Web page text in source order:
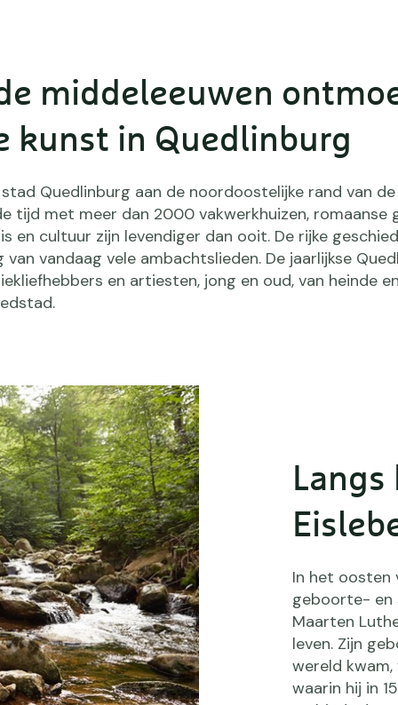
middeleeuwen
kunst in Quedlinburg
Quedlinburg aan de noordoostelijke rand van de
tijd met meer dan 2000 vakwerkhuizen, romaanse
en cultuur zijn levendiger dan ooit. De rijke
vandaag vele ambachtslieden. De jaarlijkse
en artiesten, jong en oud, van heinde
In het oosten
geboorte- en
Maarten
leven. Zijn
wereld
waarin hij in